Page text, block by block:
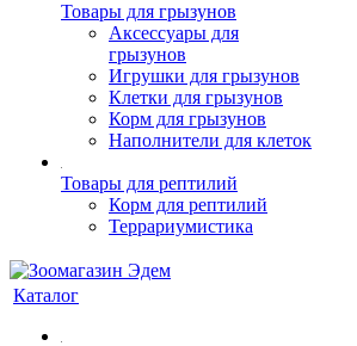
Товары для грызунов
Аксессуары для
грызунов
Игрушки для грызунов
Клетки для грызунов
Корм для грызунов
Наполнители для клеток
Товары для рептилий
Корм для рептилий
Террариумистика
Каталог